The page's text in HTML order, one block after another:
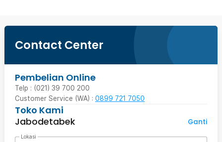
Contact Center
Pembelian Online
Telp : (021) 39 700 200
Customer Service (WA) : 0899 721 7050
Toko Kami
Jabodetabek
Ganti
Lokasi